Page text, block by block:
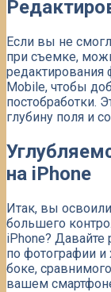
Если вы не
при съемке,
редактирования
Mobile, чтобы
постобработки.
глубину поля и
на iPhone
Итак, вы
большего
iPhone?
по фотографии и
боке,
вашем